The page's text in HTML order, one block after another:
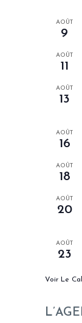
AOÛT
9
AOÛT
11
AOÛT
13
AOÛT
16
AOÛT
18
AOÛT
20
AOÛT
23
Voir Le